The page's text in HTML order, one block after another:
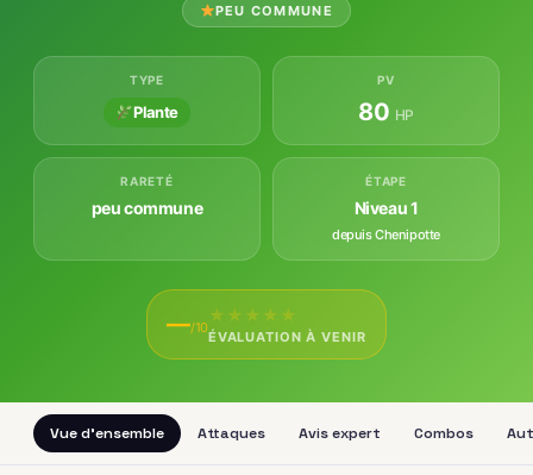
PEU COMMUNE
TYPE
Plante
PV
80 HP
RARETÉ
peu commune
ÉTAPE
Niveau 1
depuis Chenipotte
—/10
★ ★ ★ ★ ★
ÉVALUATION À VENIR
Vue d'ensemble Attaques Avis expert Combos